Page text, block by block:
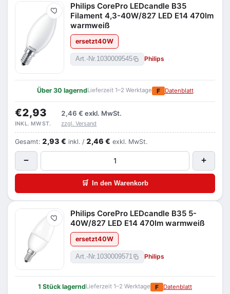
Merken
Philips CorePro LEDcandle B35
Filament 4,3-40W/827 LED E14 470lm
warmweiß
ersetzt40W
Art.-Nr. 1030009545 Philips
Über 30 lagerndLieferzeit 1–2 Werktage F Datenblatt
€2,93 2,46 € exkl. MwSt.
INKL. MWST. zzgl. Versand
Gesamt: 2,93 € inkl. / 2,46 € exkl. MwSt.
− +
🛒 In den Warenkorb
Merken
Philips CorePro LEDcandle B35 5-
40W/827 LED E14 470lm warmweiß
ersetzt40W
Art.-Nr.1030009571 Philips
1 Stück lagerndLieferzeit 1–2 Werktage F Datenblatt